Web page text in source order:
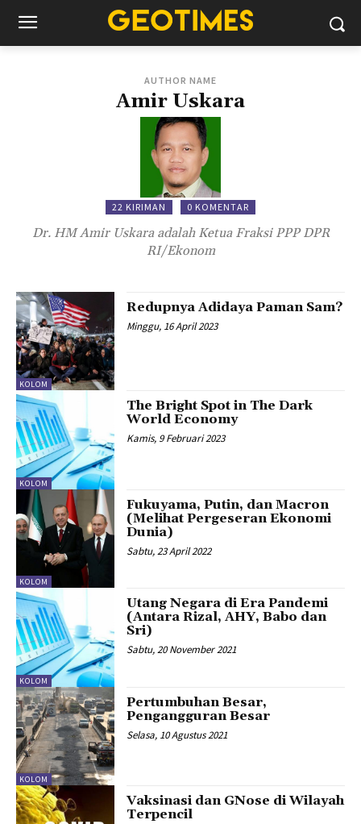
AUTHOR NAME
Amir Uskara
22 KIRIMAN 0 KOMENTAR
Dr. HM Amir Uskara adalah Ketua Fraksi PPP DPR
RI/Ekonom
KOLOM
Redupnya Adidaya Paman Sam?
Minggu, 16 April 2023
KOLOM
The Bright Spot in The Dark
World Economy
Kamis, 9 Februari 2023
KOLOM
Fukuyama, Putin, dan Macron
(Melihat Pergeseran Ekonomi
Dunia)
Sabtu, 23 April 2022
KOLOM
Utang Negara di Era Pandemi
(Antara Rizal, AHY, Babo dan
Sri)
Sabtu, 20 November 2021
KOLOM
Pertumbuhan Besar,
Pengangguran Besar
Selasa, 10 Agustus 2021
Vaksinasi dan GNose di Wilayah
Terpencil